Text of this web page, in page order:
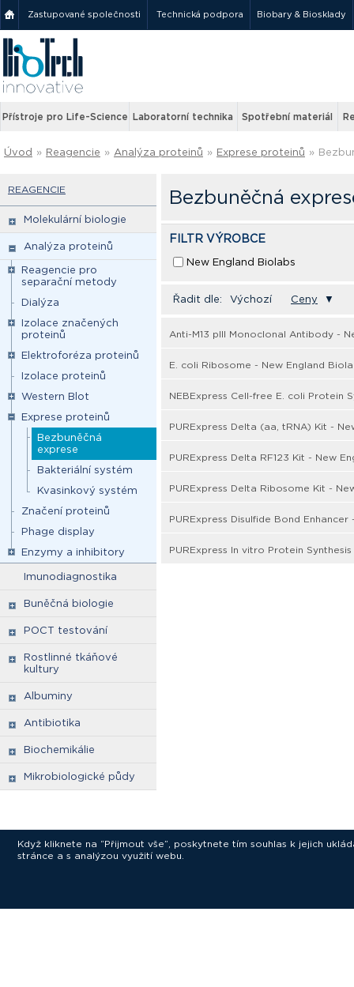
Zastupované společnosti Technická podpora Biobary & Biosklady
Přístroje pro Life-Science Laboratorní technika Spotřební materiál
Úvod » Reagencie » Analýza proteinů » Exprese proteinů »
REAGENCIE
Molekulární biologie
Analýza proteinů
Reagencie pro
separační metody
Dialýza
Izolace značených
proteinů
Elektroforéza proteinů
Izolace proteinů
Western Blot
Exprese proteinů
Bezbuněčná
exprese
Bakteriální systém
Kvasinkový systém
Značení proteinů
Phage display
Enzymy a inhibitory
Imunodiagnostika
Buněčná biologie
POCT testování
Rostlinné tkáňové
kultury
Albuminy
Antibiotika
Biochemikálie
Mikrobiologické půdy
Bezbuněčná
FILTR VÝROBCE
New England Biolabs
Řadit dle: Výchozí Ceny ▼
Anti-M13 pIII Monoclonal Antibody -
E. coli Ribosome - New England
NEBExpress Cell-free E. coli Protein
PURExpress Delta (aa, tRNA) Kit -
PURExpress Delta RF123 Kit - New
PURExpress Delta Ribosome Kit -
PURExpress Disulfide Bond
PURExpress In vitro Protein
Když kliknete na “Přijmout vše”, poskytnete tím souhlas k jejich
stránce a s analýzou využití webu.